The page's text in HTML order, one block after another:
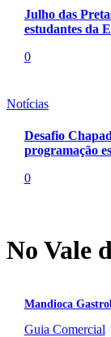
Julho das
estudantes da
0
Notícias
Desafio
programação
0
No Vale
Mandioca
Guia Comercial